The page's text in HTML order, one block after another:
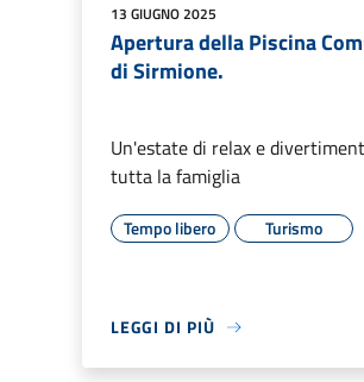
13 GIUGNO 2025
Apertura della Piscina
di Sirmione.
Un'estate di relax e
tutta la famiglia
Tempo libero Turismo
LEGGI DI PIÙ